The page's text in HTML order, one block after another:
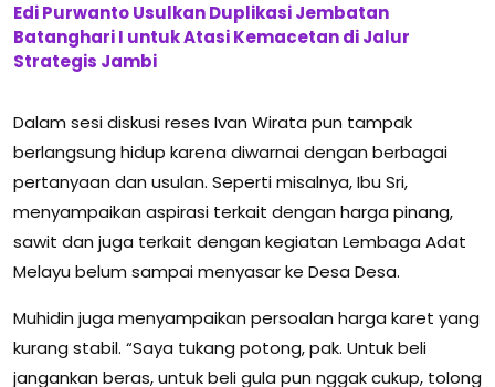
Edi Purwanto Usulkan Duplikasi Jembatan
Batanghari I untuk Atasi Kemacetan di Jalur
Strategis Jambi
Dalam sesi diskusi reses Ivan Wirata pun tampak
berlangsung hidup karena diwarnai dengan berbagai
pertanyaan dan usulan. Seperti misalnya, Ibu Sri,
menyampaikan aspirasi terkait dengan harga pinang,
sawit dan juga terkait dengan kegiatan Lembaga Adat
Melayu belum sampai menyasar ke Desa Desa.
Muhidin juga menyampaikan persoalan harga karet yang
kurang stabil. “Saya tukang potong, pak. Untuk beli
jangankan beras, untuk beli gula pun nggak cukup, tolong